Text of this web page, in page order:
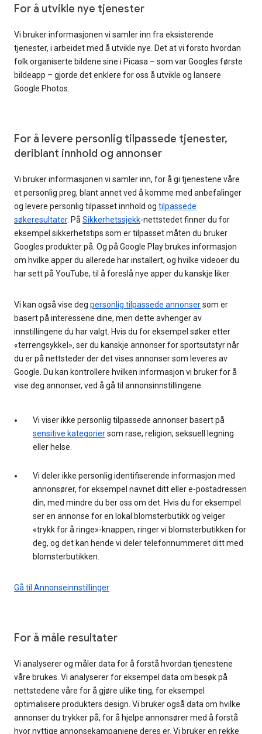
For å utvikle nye tjenester
Vi bruker informasjonen vi samler inn fra eksisterende
tjenester, i arbeidet med å utvikle nye. Det at vi forsto hvordan
folk organiserte bildene sine i Picasa – som var Googles første
bildeapp – gjorde det enklere for oss å utvikle og lansere
Google Photos.
For å levere personlig tilpassede tjenester,
deriblant innhold og annonser
Vi bruker informasjonen vi samler inn, for å gi tjenestene våre
et personlig preg, blant annet ved å komme med anbefalinger
og levere personlig tilpasset innhold og tilpassede
søkeresultater. På Sikkerhetssjekk-nettstedet finner du for
eksempel sikkerhetstips som er tilpasset måten du bruker
Googles produkter på. Og på Google Play brukes informasjon
om hvilke apper du allerede har installert, og hvilke videoer du
har sett på YouTube, til å foreslå nye apper du kanskje liker.
Vi kan også vise deg personlig tilpassede annonsersom er
basert på interessene dine, men dette avhenger av
innstillingene du har valgt. Hvis du for eksempel søker etter
«terrengsykkel», ser du kanskje annonser for sportsutstyr når
du er på nettsteder der det vises annonser som leveres av
Google. Du kan kontrollere hvilken informasjon vi bruker for å
vise deg annonser, ved å gå til annonsinnstillingene.
Vi viser ikke personlig tilpassede annonser basert på
sensitive kategoriersom rase, religion, seksuell legning
eller helse.
Vi deler ikke personlig identifiserende informasjon med
annonsører, for eksempel navnet ditt eller e-postadressen
din, med mindre du ber oss om det. Hvis du for eksempel
ser en annonse for en lokal blomsterbutikk og velger
«trykk for å ringe»-knappen, ringer vi blomsterbutikken for
deg, og det kan hende vi deler telefonnummeret ditt med
blomsterbutikken.
Gå til Annonseinnstillinger
For å måle resultater
Vi analyserer og måler data for å forstå hvordan tjenestene
våre brukes. Vi analyserer for eksempel data om besøk på
nettstedene våre for å gjøre ulike ting, for eksempel
optimalisere produkters design. Vi bruker også data om hvilke
annonser du trykker på, for å hjelpe annonsører med å forstå
hvor nyttige annonsekampanjene deres er. Vi bruker en rekke